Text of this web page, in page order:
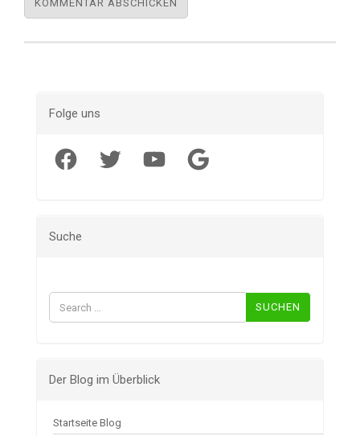
Folge uns
Facebook Twitter YouTube Google
Suche
Suchen
nach:
Der Blog im Überblick
Startseite Blog